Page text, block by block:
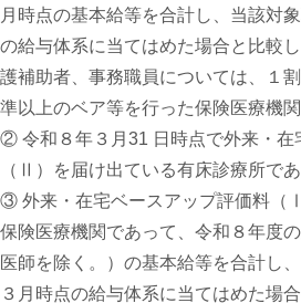
月時点の基本給等を合計し、当該対
の給与体系に当てはめた場合と比較
護補助者、事務職員については、１
準以上のベア等を行った保険医療機関
② 令和８年３月31 日時点で外来・在
（Ⅱ）を届け出ている有床診療所で
③ 外来・在宅ベースアップ評価料（
保険医療機関であって、令和８年度
医師を除く。）の基本給等を合計し
３月時点の給与体系に当てはめた場